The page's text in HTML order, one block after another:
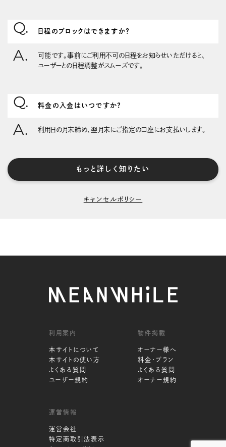
日程のブロックはできますか？
可能です。事前にご利用不可の日程をお知らせいただけると、
ユーザーとの日程調整がスムーズです。
料金の入金はいつですか？
利用日の月末締め、翌月末にご指定の口座にお支払いします。
もっと詳しく知りたい
キャンセルポリシー
利用案内
本サイトについて
本サイトの使い方
よくある質問
ユーザー規約
物件掲載
オーナー様へ
料金・プラン
よくある質問
オーナー規約
運営情報
運営会社
特定商取引法表示